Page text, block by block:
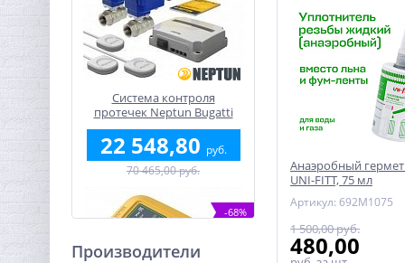
Система контроля
протечек Neptun Bugatti
Base 1/2"
22 548,80 руб.
70 465,00 руб.
-68%
Производители
Анаэробный
UNI-FITT, 75 мл
(t=-55...+150)
Артикул: 692M1075
1 500,00 руб.
480,00